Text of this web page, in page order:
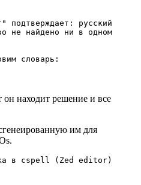
русский
не найдено ни в одном
словарь:
находит решение и все
им для
в cspell (Zed editor)